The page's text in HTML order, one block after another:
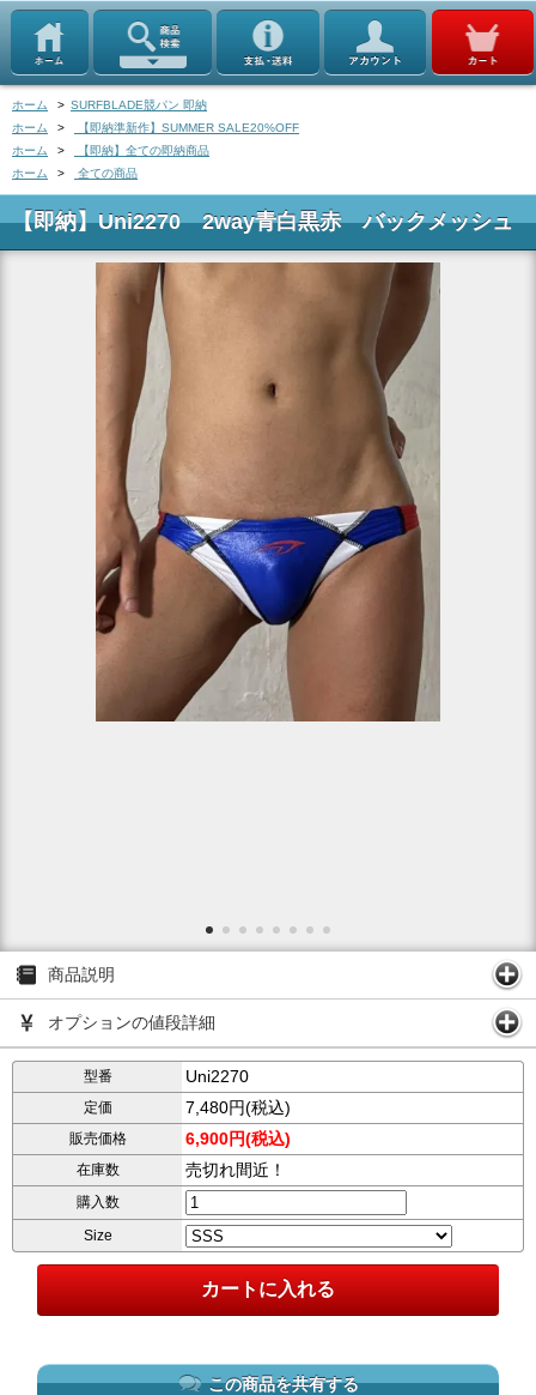
ホーム > SURFBLADE競パン 即納
ホーム
>
【即納準新作】SUMMER SALE20%OFF
ホーム
>
【即納】全ての即納商品
ホーム
> 全ての商品
【即納】Uni2270 2way青白黒赤 バックメッシュ
商品説明
オプションの値段詳細
型番 Uni2270
定価 7,480円(税込)
販売価格 6,900円(税込)
在庫数 売切れ間近！
購入数
Size
この商品を共有する